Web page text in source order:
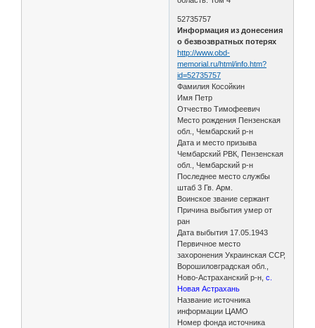
52735757
Информация из донесения
о безвозвратных потерях
http://www.obd-
memorial.ru/html/info.htm?
id=52735757
Фамилия Косойкин
Имя Петр
Отчество Тимофеевич
Место рождения Пензенская
обл., Чембарский р-н
Дата и место призыва
Чембарский РВК, Пензенская
обл., Чембарский р-н
Последнее место службы
штаб 3 Гв. Арм.
Воинское звание сержант
Причина выбытия умер от
ран
Дата выбытия 17.05.1943
Первичное место
захоронения Украинская ССР,
Ворошиловградская обл.,
Ново-Астраханский р-н,с.
Новая Астрахань
Название источника
информации ЦАМО
Номер фонда источника